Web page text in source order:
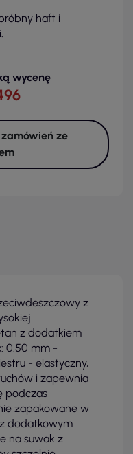
haft i
wycenę
ze
z
z dodatkiem
0.50 mm -
- elastyczny,
i zapewnia
podczas
zapakowane w
dodatkowym
na suwak z